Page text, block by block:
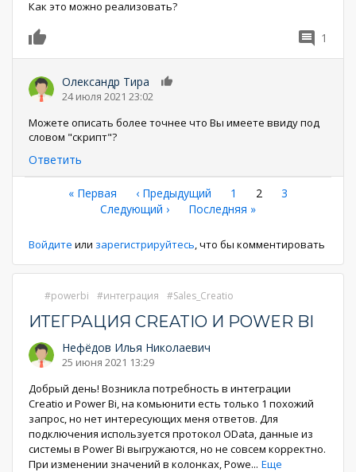
Как это можно реализовать?
1
Олександр Тира
24 июля 2021 23:02
Можете описать более точнее что Вы имеете ввиду под
словом "скрипт"?
Ответить
Нумерация
страниц
Первая
страница
« Первая ←
‹ Предыдущий Страница
1
Текущая
2 Страница
3
Следующая
Следующий ›
Последняя
Последняя »
Войдите или зарегистрируйтесь, что бы комментировать
powerbi интеграция Sales_Creatio
ИТЕГРАЦИЯ CREATIO И POWER BI
Нефёдов Илья Николаевич
25 июня 2021 13:29
Добрый день! Возникла потребность в интеграции
Creatio и Power Bi, на комьюнити есть только 1 похожий
запрос, но нет интересующих меня ответов. Для
подключения используется протокол OData, данные из
системы в Power Bi выгружаются, но не совсем корректно.
При изменении значений в колонках, Powe... Еще